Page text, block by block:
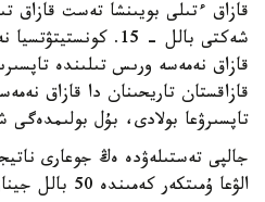
قازاق ءتىلى بويىنشا تەست قازاق
شەكتى بالل - 15.
قازاقستان تاريحىنان دا قازاق
تاپسىرۋعا بولادى، بۇل بولىمدەگى
الۋعا ۇمىتكەر كەمىندە 50 بالل جيناۋى ءتيىس.